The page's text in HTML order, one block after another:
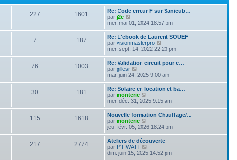
e
s
a
i
e
m
e
s
s
a
d
e
n
i
e
r
m
e
s
a
227 1601
Re: Code erreur F sur Sanicub…
par j2c
o
l
e
d
e
r
n
i
e
r
m
e
s
s
a
g
e
mer. mai 01, 2024 18:57 pm
7 187
Re: L'ebook de Laurent SOUEF
par visionmasterpro
o
l
d
e
r
i
e
r
m
e
s
s
a
e
mer. sept. 14, 2022 22:23 pm
76 1003
Re: Validation circuit pour c…
par gillesr
o
l
e
d
e
r
n
i
e
r
m
e
s
mar. juin 24, 2025 9:00 am
30 181
Re: Solaire en location et ba…
par monteric
o
r
l
e
d
e
r
i
mer. déc. 31, 2025 9:15 am
115 1618
Nouvelle formation Chauffage/…
par monteric
o
l
e
d
jeu. févr. 05, 2026 18:24 pm
217 2774
Ateliers de découverte
par P'TIWATT
o
dim. juin 15, 2025 14:52 pm